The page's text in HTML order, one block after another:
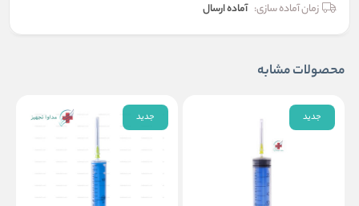
زمان آماده سازی: آماده ارسال
محصولات مشابه
جدید جدید